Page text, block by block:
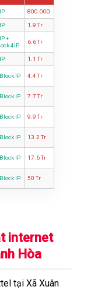
800.000
1.9 Tr
+
4IP
6.6 Tr
1.1 Tr
IP 4.4 Tr
IP 7.7 Tr
IP 9.9 Tr
IP 13.2 Tr
IP 17.6 Tr
IP 50 Tr
internet
Hòa
tại Xã Xuân